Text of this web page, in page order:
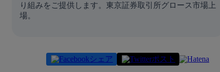
り組みをご提供します。東京証券取引所グロース市場上
場。
シェア ポスト